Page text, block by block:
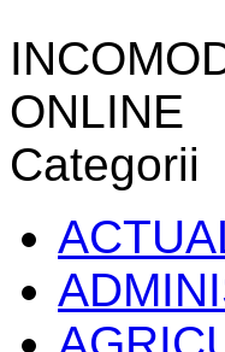
ONLINE
Categorii